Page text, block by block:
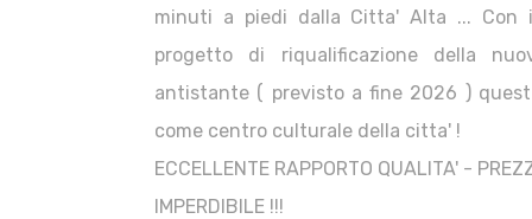
minuti a piedi dalla Citta' Alta ... Con
progetto di riqualificazione della
antistante ( previsto a fine 2026 )
come centro culturale della citta' !
ECCELLENTE RAPPORTO QUALITA' -
IMPERDIBILE !!!